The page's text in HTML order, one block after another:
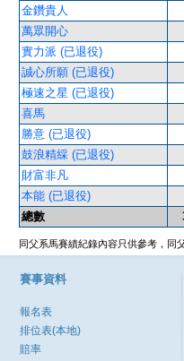
金鑽貴人
萬眾開心
實力派 (已退役)
誠心所願 (已退役)
極速之星 (已退役)
喜馬
勝意 (已退役)
鼓浪精綵 (已退役)
財富非凡
本能 (已退役)
總數
同父系馬賽績紀錄內容只供參考，同
賽事資料
報名表
排位表(本地)
賠率